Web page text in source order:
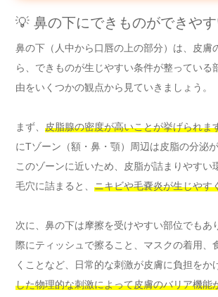
💡 鼻の下にできものができや
鼻の下（人中から口唇の上の部分）は、皮膚
ら、できものが生じやすい条件が整っている
由をいくつかの観点から見ていきましょう。
まず、 皮脂腺の密度が高いことが挙げられま
にTゾーン（額・鼻・顎）周辺は皮脂の分泌
このゾーンに近いため、皮脂が詰まりやすい
毛穴に詰まると、 ニキビや毛嚢炎が生じやす
次に、鼻の下は摩擦を受けやすい部位でもあ
際にティッシュで擦ること、マスクの着用、
くことなど、日常的な刺激が皮膚に負担をか
した物理的な刺激によって皮膚のバリア機能